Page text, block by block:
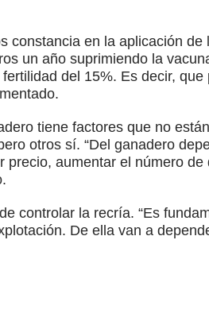
constancia en la aplicación de
un año suprimiendo la
del 15%. Es decir,
tiene factores que no
otros sí. “Del ganadero
aumentar el número
controlar la recría. “Es
De ella van a